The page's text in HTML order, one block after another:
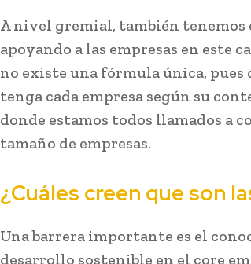
A nivel gremial, también
apoyando a las empresas en este
no existe una fórmula única, pues
tenga cada empresa según su
donde estamos todos llamados a
tamaño de empresas.
¿Cuáles creen que son
Una barrera importante es el
desarrollo sostenible en el core